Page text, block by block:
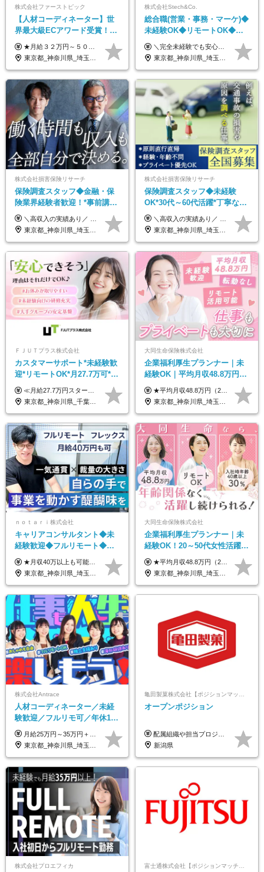
株式会社ファーストピック
【人材コーディネーター】世
界最大級ECアワード受賞！フ
ルリモート／未経験◎／月給
３２万円～／年休１３０日以
上／
★月給３２万円～５０万円＋インセンティブ賞与＋決算賞与★ （30時間の固定残業代、一律月54,750円を含む。超過分は支給） ※経験・スキルを考慮の上、決定 ※昇給：随時あり 【インセンティブについて】 自社サービスを提案し、サービス化した場合、一部の利益をインセンティブとして還元します。 試用期間中（6か月間）は、下記の給与となります。 【一都三県、大阪、名古屋、福岡の方】 月給２４万円～＋役職手当＋インセンティブ賞与 【一都三県以外の関東圏、九州、東北、北海道、その他地域の方】 月給２０万円～＋役職手当＋インセンティブ賞与 ※試用期間6ヶ月 ※試用期間中の待遇・福利厚生に差異はなし
東京都_神奈川県_埼玉県_千葉県_大阪府_愛知県_北海道_青森県_岩手県_宮城県_秋田県_山形県_福島県_茨城県_栃木県_群馬県_静岡県_岐阜県_三重県_兵庫県_京都府_滋賀県_奈良県_和歌山県_広島県_岡山県_鳥取県_島根県_山口県_福岡県_熊本県_佐賀県_長崎県_大分県_宮崎県_鹿児島県
株式会社Stech&Co.
総合職(営業・事務・マーケ)◆
未経験OK◆リモートOK◆学
歴不問◆20代活躍中！
＼完全未経験でも安心して年収UP可能です！／ -------------- 【1】営業 月給25万円～80万円＋賞与 【2】事務 月給21万円～50万円＋賞与 【3】マーケ 月給25万円～80万円＋賞与 ※試用期間3ヶ月間の待遇に変動はありません。 ※みなし残業代(月20時間分29,725円～)を含む。（※超過分は追加支給）
東京都_神奈川県_埼玉県_千葉県_大阪府_愛知県_北海道_青森県_岩手県_宮城県_秋田県_山形県_福島県_茨城県_栃木県_群馬県_新潟県_山梨県_長野県_富山県_石川県_福井県_静岡県_岐阜県_三重県_兵庫県_京都府_滋賀県_奈良県_和歌山県_広島県_岡山県_鳥取県_島根県_山口県_徳島県_香川県_愛媛県_高知県_福岡県_熊本県_佐賀県_長崎県_大分県_宮崎県_鹿児島県_沖縄県
株式会社損害保険リサーチ
保険調査スタッフ◆金融・保
険業界経験者歓迎！*事前講習
あり*30代～60代活躍*調査は
原則直行直帰*高収入可
＼高収入の実績あり／ なかには年収1000万円を超える方もいらっしゃいます！ 【完全出来高報酬制】 ★仕事に慣れるまで収入をサポート 1か月目：報酬が通常の2倍 2か月目：報酬が通常の1.5倍 ※災害に関する業務については、収入サポートの対象外 ※試用期間はありません ＊＊＊業務報酬の例＊＊＊ ・事故原因調査（4箇所確認）…1万5000円～ ・有無責／不正請求疑義調査（自動車案件）…2万円～ ・医療調査（1箇所確認）…1万7000円～ ・書類取付（1箇所訪問）…3000円～ ※上記は目安になります ※実際の報酬は業務報酬に応じた個々のスキル・実績を加味したものになります
東京都_神奈川県_埼玉県_千葉県_大阪府_愛知県_北海道_青森県_岩手県_宮城県_秋田県_山形県_福島県_茨城県_栃木県_群馬県_新潟県_山梨県_長野県_富山県_石川県_福井県_静岡県_岐阜県_三重県_兵庫県_京都府_滋賀県_奈良県_和歌山県_広島県_岡山県_鳥取県_島根県_山口県_徳島県_香川県_愛媛県_高知県_福岡県_熊本県_佐賀県_長崎県_大分県_宮崎県_鹿児島県_沖縄県
株式会社損害保険リサーチ
保険調査スタッフ◆未経験
OK*30代～60代活躍*丁寧な講
習・サポートあり*原則直行直
帰／全国募集・業務委託
＼高収入の実績あり／ なかには年収1000万円を超えるスペシャリストもいらっしゃいます！ 【完全出来高報酬制】 ★仕事に慣れるまで収入をサポート 1か月目：報酬が通常の2倍 2か月目：報酬が通常の1.5倍 ※災害に関する業務については、収入サポートの対象外 ※試用期間はありません ＊＊＊業務報酬の例＊＊＊ ・事故原因調査（4箇所確認）…1万5000円～ ・有無責／不正請求疑義調査（自動車案件）…2万円～ ・医療調査（1箇所確認）…1万7000円～ ・書類取付（1箇所訪問）…3000円～ ※上記は目安になります ※実際の報酬は業務報酬に応じた個々のスキル・実績を加味したものになります
東京都_神奈川県_埼玉県_千葉県_大阪府_愛知県_北海道_青森県_岩手県_宮城県_秋田県_山形県_福島県_茨城県_栃木県_群馬県_新潟県_山梨県_長野県_富山県_石川県_福井県_静岡県_岐阜県_三重県_兵庫県_京都府_滋賀県_奈良県_和歌山県_広島県_岡山県_鳥取県_島根県_山口県_徳島県_香川県_愛媛県_高知県_福岡県_熊本県_佐賀県_長崎県_大分県_宮崎県_鹿児島県_沖縄県
ＦＪＵＴプラス株式会社
カスタマーサポート*未経験歓
迎*リモートOK*月27.7万可*賞
与年2回*転勤なし*連休
OK/ZE010232
≪月給27.7万円スタートも可／賞与年2回≫ ■月給21万円～27.7万円＋各種手当＋賞与年2回 ※給与は勤務地に応じて変更します ※年齢や経験・スキルなどを考慮して決定します ※時間外手当は全額支給 ※上記は初年度の月給となります ※試用期間3ヶ月（その他待遇に差異はありません） 【固定残業代について】 なし（残業代は、実際の労働時間に応じて別途全額支給）
東京都_神奈川県_千葉県_大阪府_愛知県_北海道_長野県_石川県_広島県_福岡県
大同生命保険株式会社
企業福利厚生プランナー｜未
経験OK｜平均月収48.8万円｜
リモートOK｜残業ほぼなし｜
転勤なし｜女性活躍中
★平均月収48.8万円（2025年度実績） ★安心の固定給＋賞与年2回＋インセンティブ！手当も充実 月給21万円～23万円＋諸手当＋インセンティブ＋賞与年2回 ※給与は年間平均の税込定例給与です。賞与は含みません。 ※約3週間の研修期間中は日当8000円を支給いたします。 ※試用期間6ヵ月あり（期間中の条件変更なし） ◆東京・神奈川・千葉・埼玉・愛知（一部）・京都・大阪・兵庫（一部）：月給23万円以上 ◆静岡（一部）・三重・岐阜：月給22万円以上 ◆上記以外の地域：月給21万円以上
東京都_神奈川県_埼玉県_千葉県_大阪府_愛知県_北海道_青森県_岩手県_宮城県_秋田県_山形県_福島県_茨城県_栃木県_群馬県_新潟県_山梨県_長野県_富山県_石川県_福井県_静岡県_岐阜県_三重県_兵庫県_京都府_滋賀県_奈良県_和歌山県_広島県_岡山県_鳥取県_島根県_山口県_徳島県_香川県_愛媛県_高知県_福岡県_熊本県_佐賀県_長崎県_大分県_宮崎県_鹿児島県_沖縄県
ｎｏｔａｒｉ株式会社
キャリアコンサルタント◆未
経験歓迎◆フルリモート◆フ
レックス制◆10時出勤・16時
退勤も可◆残業月10時間以内
★月収40万以上も可能！ ★能力・スキル・経験を考慮した年収額を設定します ■月給20万円～40万円＋決算賞与 ※経験・スキルを考慮のうえ決定します ※給与にはみなし残業代40時間分を含む。そのほか詳細に関しては別途面接時にご説明します ※試用期間3ヵ月あり。期間中の雇用形態・条件などに差異はありません
東京都_神奈川県_埼玉県_千葉県_大阪府_愛知県_北海道_青森県_岩手県_宮城県_秋田県_山形県_福島県_茨城県_栃木県_群馬県_新潟県_山梨県_長野県_富山県_石川県_福井県_静岡県_岐阜県_三重県_兵庫県_京都府_滋賀県_奈良県_和歌山県_広島県_岡山県_鳥取県_島根県_山口県_徳島県_香川県_愛媛県_高知県_福岡県_熊本県_佐賀県_長崎県_大分県_宮崎県_鹿児島県_沖縄県
大同生命保険株式会社
企業福利厚生プランナー｜未
経験OK！20～50代女性活躍｜
リモートOK｜平均月収48.8万
｜子育て＆介護支援◎
★平均月収48.8万円（2025年度実績） ★安心の固定給＋賞与年2回＋インセンティブ！手当も充実 月給21万円～23万円＋諸手当＋インセンティブ＋賞与年2回 ※給与は年間平均の税込定例給与です。賞与は含みません。 ※約3週間の研修期間中は日当8000円を支給いたします。 ※試用期間6ヵ月あり（期間中の条件変更なし） ◆東京・神奈川・千葉・埼玉・愛知（一部）・京都・大阪・兵庫（一部）：月給23万円以上 ◆静岡（一部）・三重・岐阜：月給22万円以上 ◆上記以外の地域：月給21万円以上
東京都_神奈川県_埼玉県_千葉県_大阪府_愛知県_北海道_青森県_岩手県_宮城県_秋田県_山形県_福島県_茨城県_栃木県_群馬県_新潟県_山梨県_長野県_富山県_石川県_福井県_静岡県_岐阜県_三重県_兵庫県_京都府_滋賀県_奈良県_和歌山県_広島県_岡山県_鳥取県_島根県_山口県_徳島県_香川県_愛媛県_高知県_福岡県_熊本県_佐賀県_長崎県_大分県_宮崎県_鹿児島県_沖縄県
株式会社Antrace
人材コーディネーター／未経
験歓迎／フルリモ可／年休127
日／おしゃれ自由／海外研修
年10回／美容・サウナ割あり
月給25万円～35万円＋インセンティブ 未経験者：月給25万円～＋インセンティブ 経験者：月給35万円～＋インセンティブ （※経験者は営業経験5年以上の方を想定） ※経験・スキルなどを考慮のうえ、決定します ※時間外手当は別途全額支給します
東京都_神奈川県_埼玉県_千葉県_大阪府_愛知県_北海道_青森県_岩手県_宮城県_秋田県_山形県_福島県_茨城県_栃木県_群馬県_新潟県_山梨県_長野県_富山県_石川県_福井県_静岡県_岐阜県_三重県_兵庫県_京都府_滋賀県_奈良県_和歌山県_広島県_岡山県_鳥取県_島根県_山口県_徳島県_香川県_愛媛県_高知県_福岡県_熊本県_佐賀県_長崎県_大分県_宮崎県_鹿児島県_沖縄県
オープンポジション
配属組織や担当プロジェクトにより異なります。 想定年収：400万円～1000万円 ※ご経験やスキルに応じて決定します。 ※上記想定年収はあくまでも目安の金額であり、 選考を通じて上下する可能性があります。
新潟県
株式会社プロエフィカ